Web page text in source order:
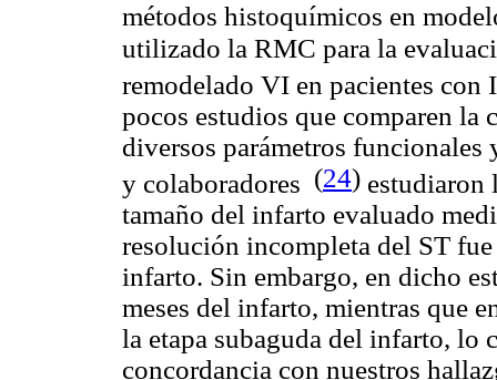
métodos histoquímicos en
utilizado la RMC para la
remodelado VI en pacientes
pocos estudios que comparen
diversos parámetros
y colaboradores (24) estudiaron
tamaño del infarto evaluado
resolución incompleta del ST
infarto. Sin embargo, en dicho
meses del infarto, mientras que
la etapa subaguda del infarto, lo
concordancia con nuestros